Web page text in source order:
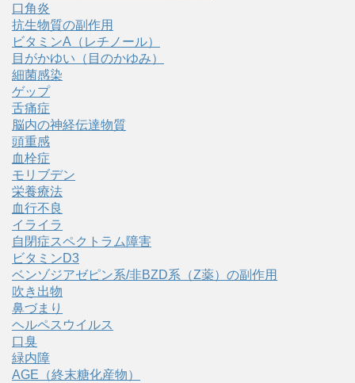
口角炎
抗生物質の副作用
ビタミンA（レチノール）
目がかゆい（目のかゆみ）
細菌感染
ゲップ
舌痛症
脳内の神経伝達物質
頭重感
血栓症
モリブデン
栄養療法
血行不良
イライラ
自閉症スペクトラム障害
ビタミンD3
ベンゾジアゼピン系/非BZD系（Z薬）の副作用
吹き出物
鼻づまり
ヘルペスウイルス
口臭
緑内障
AGE（終末糖化産物）